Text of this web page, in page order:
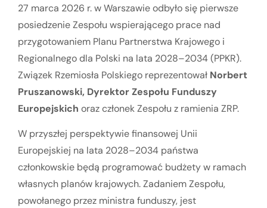
27 marca 2026 r. w Warszawie odbyło się pierwsze
posiedzenie Zespołu wspierającego prace nad
przygotowaniem Planu Partnerstwa Krajowego i
Regionalnego dla Polski na lata 2028–2034 (PPKR).
Związek Rzemiosła Polskiego reprezentował Norbert
Pruszanowski, Dyrektor Zespołu Funduszy
Europejskich oraz członek Zespołu z ramienia ZRP.
W przyszłej perspektywie finansowej Unii
Europejskiej na lata 2028–2034 państwa
członkowskie będą programować budżety w ramach
własnych planów krajowych. Zadaniem Zespołu,
powołanego przez ministra funduszy, jest